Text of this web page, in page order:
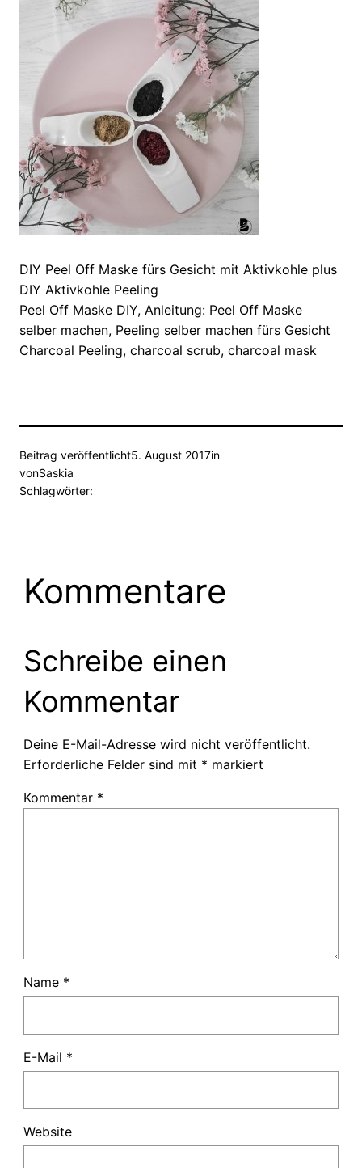
DIY Peel Off Maske fürs Gesicht mit Aktivkohle plus
DIY Aktivkohle Peeling
Peel Off Maske DIY, Anleitung: Peel Off Maske
selber machen, Peeling selber machen fürs Gesicht
Charcoal Peeling, charcoal scrub, charcoal mask
Beitrag veröffentlicht5. August 2017in
vonSaskia
Schlagwörter:
Kommentare
Schreibe einen
Kommentar
Deine E-Mail-Adresse wird nicht veröffentlicht.
Erforderliche Felder sind mit * markiert
Kommentar *
Name *
E-Mail *
Website